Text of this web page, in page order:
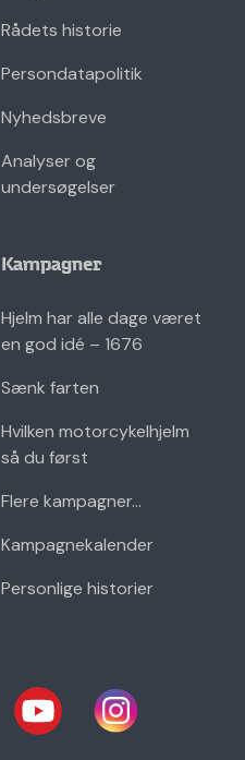
Rådets historie
Persondatapolitik
Nyhedsbreve
Analyser og
undersøgelser
Kampagner
Hjelm har alle dage været
en god idé – 1676
Sænk farten
Hvilken motorcykelhjelm
så du først
Flere kampagner...
Kampagnekalender
Personlige historier